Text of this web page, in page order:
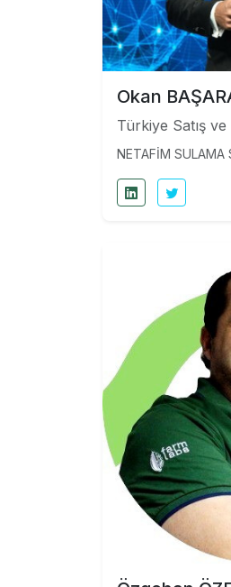
Okan
Türkiye Satış
NETAFİM SULAMA